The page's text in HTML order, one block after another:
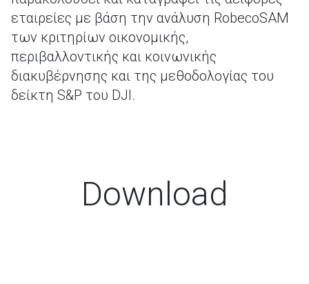
εταιρείες με βάση την ανάλυση RobecoSAM
των κριτηρίων οικονομικής,
περιβαλλοντικής και κοινωνικής
διακυβέρνησης και της μεθοδολογίας του
δείκτη S&P του DJI.
Download